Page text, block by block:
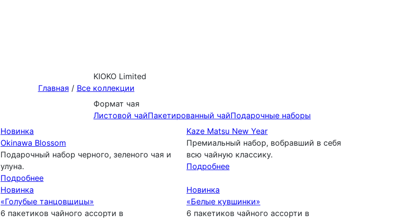
KIOKO Limited
Главная / Все коллекции
Формат чая
Листовой чайПакетированный чайПодарочныe наборы
Новинка
Okinawa Blossom
Подарочный набор черного, зеленого чая и
улуна.
Подробнее
Kaze Matsu New Year
Премиальный набор, вобравший в себя
всю чайную классику.
Подробнее
Новинка
«Голубые танцовщицы»
6 пакетиков чайного ассорти в
Новинка
«Белые кувшинки»
6 пакетиков чайного ассорти в